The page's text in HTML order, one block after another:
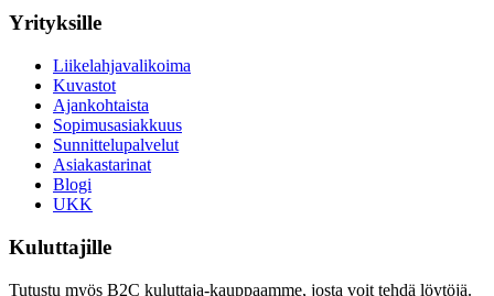
Yrityksille
Liikelahjavalikoima
Kuvastot
Ajankohtaista
Sopimusasiakkuus
Sunnittelupalvelut
Asiakastarinat
Blogi
UKK
Kuluttajille
Tutustu myös B2C kuluttaja-kauppaamme, josta voit tehdä löytöjä.